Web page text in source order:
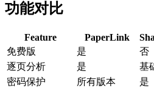
功能对比
Feature PaperLink
免费版
是
否
逐页分析
是
基
密码保护
所有版本
是